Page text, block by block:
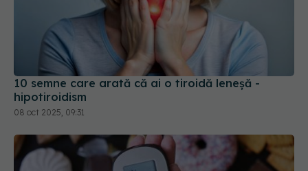
10 semne care arată că ai o tiroidă leneșă -
hipotiroidism
08 oct 2025, 09:31